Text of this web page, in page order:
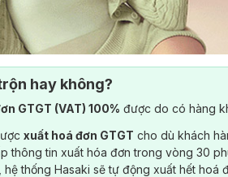
hay không?
GTGT (VAT) 100% được do có hàng
xuất hoá đơn GTGT cho dù khách
thông tin xuất hóa đơn trong vòng 30
thống Hasaki sẽ tự động xuất hết